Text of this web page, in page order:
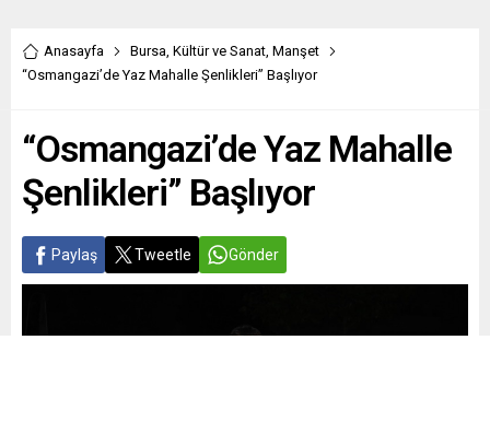
Anasayfa Bursa Kültür ve Sanat Manşet
“Osmangazi’de Yaz Mahalle Şenlikleri” Başlıyor
“Osmangazi’de Yaz Mahalle
Şenlikleri” Başlıyor
Paylaş Tweetle Gönder